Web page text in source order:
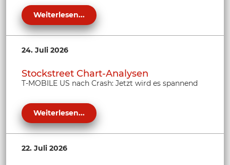
Weiterlesen...
24. Juli 2026
Stockstreet Chart-Analysen
T-MOBILE US nach Crash: Jetzt wird es spannend
Weiterlesen...
22. Juli 2026